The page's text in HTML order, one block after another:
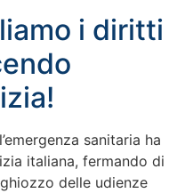
i diritti
sanitaria ha
italiana, fermando di
delle udienze